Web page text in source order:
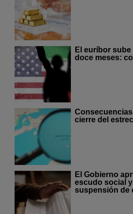
El euríbor
doce meses:
cierre del
El Gobierno
escudo social
suspensión de